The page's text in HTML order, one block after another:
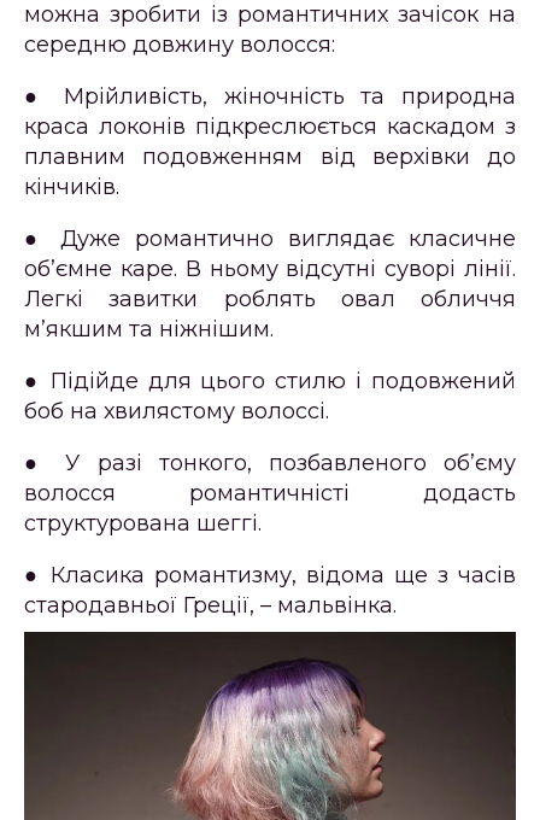
можна зробити із романтичних зачісок на
середню довжину волосся:
● Мрійливість, жіночність та природна
краса локонів підкреслюється каскадом з
плавним подовженням від верхівки до
кінчиків.
● Дуже романтично виглядає класичне
об’ємне каре. В ньому відсутні суворі лінії.
Легкі завитки роблять овал обличчя
м’якшим та ніжнішим.
● Підійде для цього стилю і подовжений
боб на хвилястому волоссі.
● У разі тонкого, позбавленого об’єму
волосся романтичністі додасть
структурована шеггі.
● Класика романтизму, відома ще з часів
стародавньої Греції, – мальвінка.